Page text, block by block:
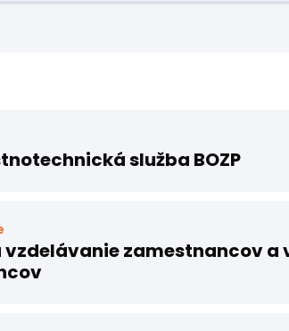
služba BOZP
vzdelávanie zamestnancov a